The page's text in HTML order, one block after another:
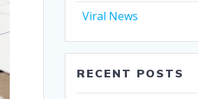
Viral News
RECENT POSTS